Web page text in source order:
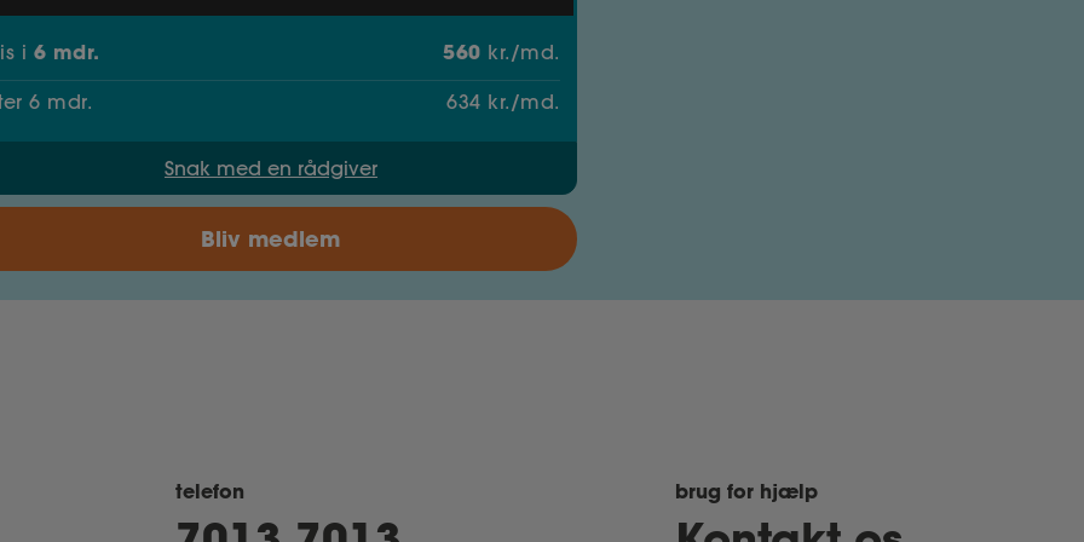
i 6 mdr. 560 kr./md.
6 mdr. 634 kr./md.
Snak med en rådgiver
Bliv medlem
telefon brug for hjælp